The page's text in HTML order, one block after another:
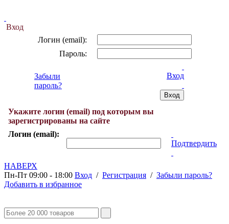
Вход
Логин (email):
Пароль:
Забыли
пароль?
Вход
Укажите логин (email) под которым вы
зарегистрированы на сайте
Логин (email):
Подтвердить
НАВЕРХ
Пн-Пт 09:00 - 18:00 Вход / Регистрация / Забыли пароль?
Добавить в избранное